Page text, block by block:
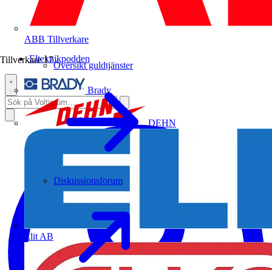
ABB Tillverkare
Tillverkare 17
Brady
DEHN
Elit AB
Översikt guldtjänster
Diskussionsforum
Elteknikpodden